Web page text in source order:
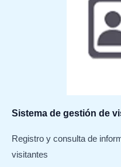
Sistema de gestión de
Registro y consulta de
visitantes